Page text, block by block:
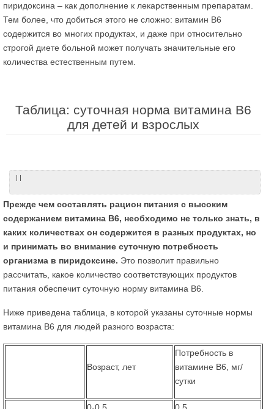
пиридоксина – как дополнение к лекарственным препаратам.
Тем более, что добиться этого не сложно: витамин В6
содержится во многих продуктах, и даже при относительно
строгой диете больной может получать значительные его
количества естественным путем.
Таблица: суточная норма витамина В6
для детей и взрослых
| |
Прежде чем составлять рацион питания с высоким
содержанием витамина В6, необходимо не только знать, в
каких количествах он содержится в разных продуктах, но
и принимать во внимание суточную потребность
организма в пиридоксине. Это позволит правильно
рассчитать, какое количество соответствующих продуктов
питания обеспечит суточную норму витамина В6.
Ниже приведена таблица, в которой указаны суточные нормы
витамина B6 для людей разного возраста:
Возраст, лет
Потребность в
витамине В6, мг/
сутки